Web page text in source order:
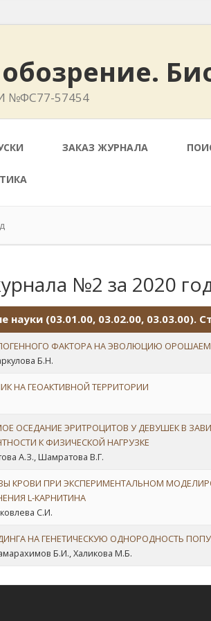
№ФС77-57454
ЗАКАЗ ЖУРНАЛА
№2 за 2020
науки (03.01.00, 03.02.00, 03.03.00).
ФАКТОРА НА ЭВОЛЮЦИЮ
Б.Н.
НА ГЕОАКТИВНОЙ ТЕРРИТОРИИ
ОСЕДАНИЕ ЭРИТРОЦИТОВ У ДЕВУШЕК В
К ФИЗИЧЕСКОЙ НАГРУЗКЕ
А.З., Шамратова В.Г.
КРОВИ ПРИ ЭКСПЕРИМЕНТАЛЬНОМ
L-КАРНИТИНА
С.И.
НА ГЕНЕТИЧЕСКУЮ ОДНОРОДНОСТЬ
Б.И., Халикова М.Б.